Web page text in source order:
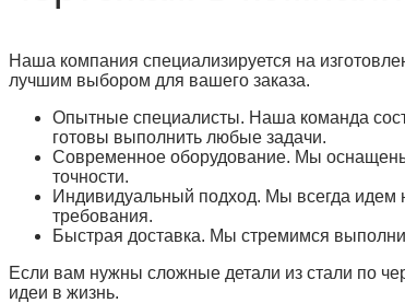
Наша компания специализируется на
лучшим выбором для вашего заказа.
Опытные специалисты. Наша команда
готовы выполнить любые задачи.
Современное оборудование. Мы оснащены
точности.
Индивидуальный подход. Мы всегда идем
требования.
Быстрая доставка. Мы стремимся
Если вам нужны сложные детали из стали по
идеи в жизнь.